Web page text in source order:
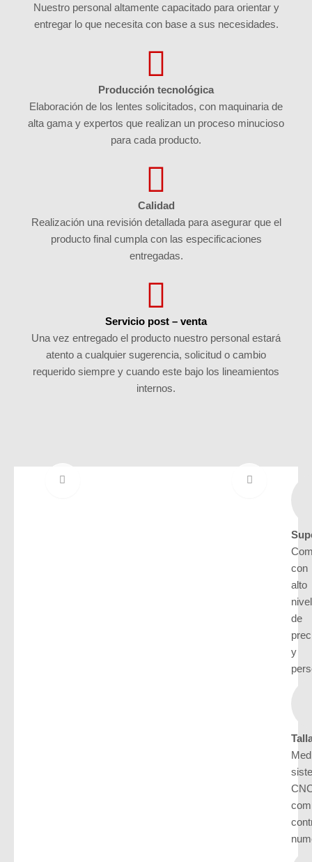
Nuestro personal altamente capacitado para orientar y
entregar lo que necesita con base a sus necesidades.
Producción tecnológica
Elaboración de los lentes solicitados, con maquinaria de
alta gama y expertos que realizan un proceso minucioso
para cada producto.
Calidad
Realización una revisión detallada para asegurar que el
producto final cumpla con las especificaciones
entregadas.
Servicio post – venta
Una vez entregado el producto nuestro personal estará
atento a cualquier sugerencia, solicitud o cambio
requerido siempre y cuando este bajo los lineamientos
internos.
con
alto
nivel
de
y